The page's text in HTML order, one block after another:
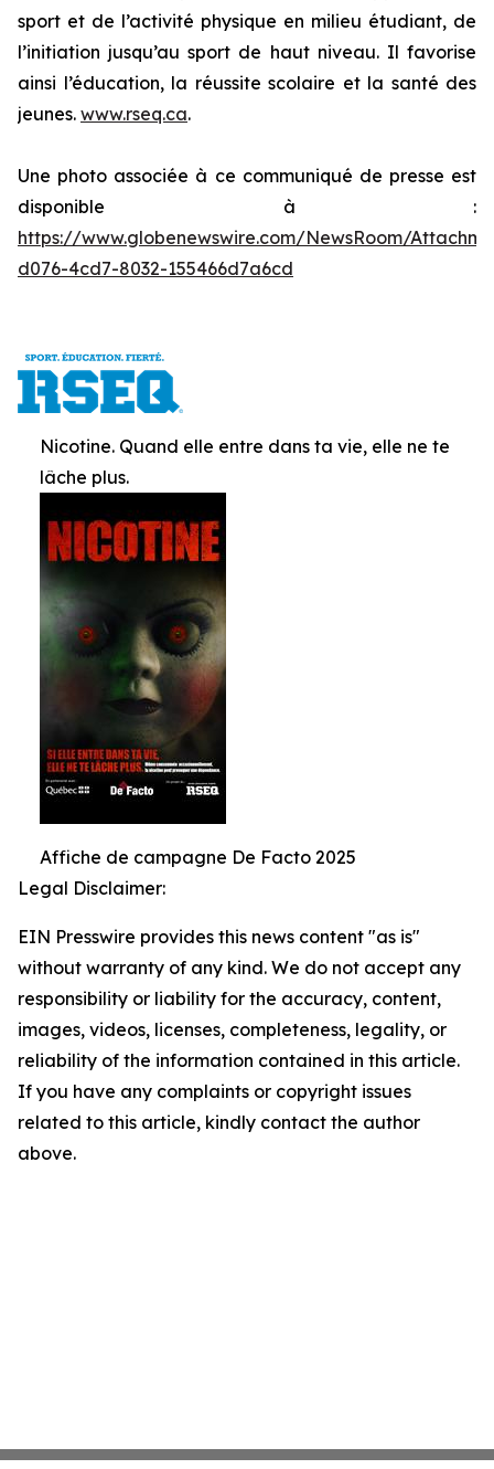
sport et de l’activité physique en milieu étudiant, de
l’initiation jusqu’au sport de haut niveau. Il favorise
ainsi l’éducation, la réussite scolaire et la santé des
jeunes. www.rseq.ca.
Une photo associée à ce communiqué de presse est
disponible à :
https://www.globenewswire.com/NewsRoom/
d076-4cd7-8032-155466d7a6cd
Nicotine. Quand elle entre dans ta vie, elle ne te
lâche plus.
Affiche de campagne De Facto 2025
Legal Disclaimer:
EIN Presswire provides this news content "as is"
without warranty of any kind. We do not accept any
responsibility or liability for the accuracy, content,
images, videos, licenses, completeness, legality, or
reliability of the information contained in this article.
If you have any complaints or copyright issues
related to this article, kindly contact the author
above.